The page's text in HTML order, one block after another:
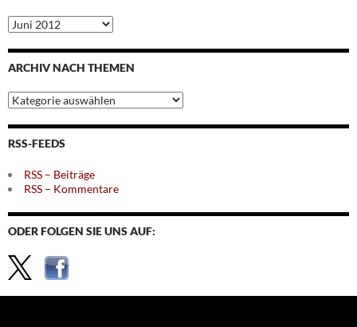
Archiv
nach
Monaten
ARCHIV NACH THEMEN
Archiv
nach
Themen
RSS-FEEDS
RSS – Beiträge
RSS – Kommentare
ODER FOLGEN SIE UNS AUF: